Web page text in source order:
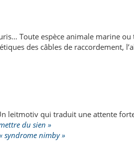
Toute espèce animale marine
des câbles de raccordement,
leitmotiv qui traduit une attente
du sien »
syndrome nimby »